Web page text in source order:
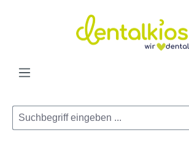
Zum Hauptinhalt springen